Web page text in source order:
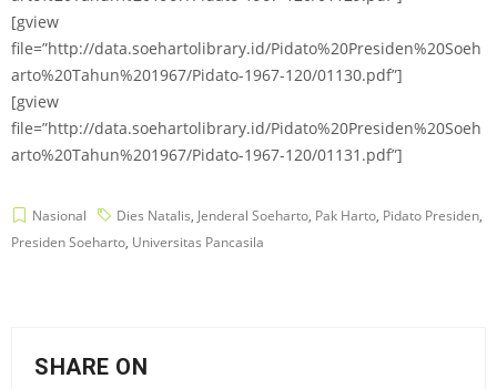
[gview
file=”http://data.soehartolibrary.id/Pidato%20Presiden%20Soeh
arto%20Tahun%201967/Pidato-1967-120/01130.pdf”]
[gview
file=”http://data.soehartolibrary.id/Pidato%20Presiden%20Soeh
arto%20Tahun%201967/Pidato-1967-120/01131.pdf”]
Nasional Dies Natalis, Jenderal Soeharto, Pak Harto, Pidato Presiden,
Presiden Soeharto, Universitas Pancasila
SHARE ON